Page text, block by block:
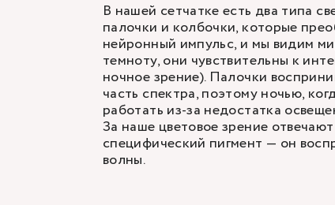
В нашей сетчатке есть два типа
палочки и колбочки, которые
нейронный импульс, и мы видим
темноту, они чувствительны к
ночное зрение). Палочки
часть спектра, поэтому ночью,
работать из-за недостатка
За наше цветовое зрение
специфический пигмент — он
волны.